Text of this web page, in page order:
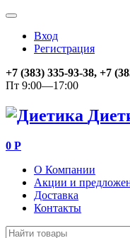
Вход
Регистрация
+7 (383) 335-93-38, +7
Пт 9:00—17:00
0 Р
О Компании
Акции и
Доставка
Контакты